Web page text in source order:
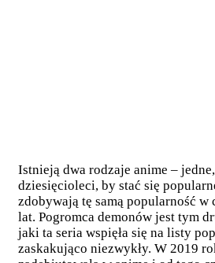
Istnieją dwa rodzaje anime –
dziesięcioleci, by stać się
zdobywają tę samą popularność
lat. Pogromca demonów jest tym
jaki ta seria wspięła się na listy
zaskakująco niezwykły. W 2019